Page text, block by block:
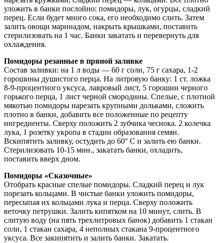
уложить в банки послойно: помидоры, лук, огурцы, сладкий
перец. Если будет много сока, его необходимо слить. Затем
залить овощи маринадом, накрыть крышками, поставить
стерилизовать на 1 час. Банки закатать и перевернуть для
охлаждения.
Помидоры резанные в пряной заливке
Состав заливки: на 1 л воды — 60 г соли, 75 г сахара, 1-2
горошины душистого перца. На литровую банку: 1 ст. ложка
8-9-процентного уксуса, лавровый лист, 5 горошин черного
горького перца, 1 лист черной смородины. Спелые, с плотной
мякотью помидоры нарезать крупными дольками, сложить
плотно в банки, добавить все положенные по рецепту
ингредиенты. Сверху положить 2 зубчика чеснока. 2 колечка
лука, 1 розетку укропа в стадии образования семян.
Вскипятить заливку, остудить до 60° С и залить ею банки.
Стерилизовать 10-15 мин., закатать банки, охладить,
поставить вверх дном.
Помидоры «Сказочные»
Отобрать красные спелые помидоры. Сладкий перец и лук
порезать кольцами. В чистые банки уложить помидоры,
пересыпая их кольцами лука и перца. Сверху положить
веточку петрушки. Залить кипятком на 10 минут, слить. В
слитую воду (на пять трехлитровых банок) добавить 1 стакан
соли, 1 стакан сахара, 4 неполных стакана 9-процентного
уксуса. Все закипятить и залить банки. Закатать.